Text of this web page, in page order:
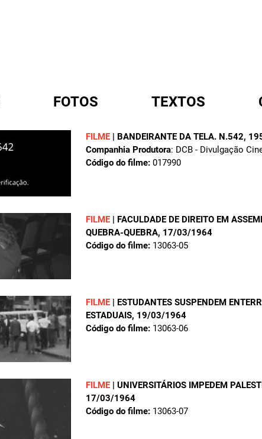
FOTOS TEXTOS
FILME | BANDEIRANTE DA TELA. N.542,
Companhia Produtora: DCB - Divulgação
Código do filme: 017990
FILME | FACULDADE DE DIREITO EM
QUEBRA-QUEBRA, 17/03/1964
Código do filme: 13063-05
FILME | ESTUDANTES SUSPENDEM
ESTADUAIS, 19/03/1964
Código do filme: 13063-06
FILME | UNIVERSITÁRIOS IMPEDEM
17/03/1964
Código do filme: 13063-07